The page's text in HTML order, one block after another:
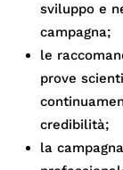
sviluppo e
campagna;
le
prove
credibilità;
la